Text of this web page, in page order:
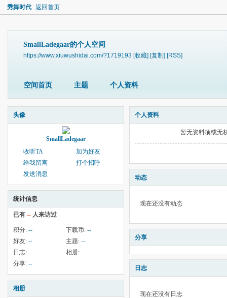
秀舞时代 返回首页
SmallLadegaar的个人空间
https://www.xiuwushidai.com/?1719193 [收藏] [复制] [RSS]
空间首页 主题 个人资料
头像
SmallLadegaar
收听TA
加为好友
给我留言
打个招呼
发送消息
统计信息
已有 -- 人来访过
积分: -- 下载币: --
好友: -- 主题: --
日志: -- 相册: --
分享: --
相册
个人资料
暂无资料项或无
动态
现在还没有动态
分享
日志
现在还没有日志